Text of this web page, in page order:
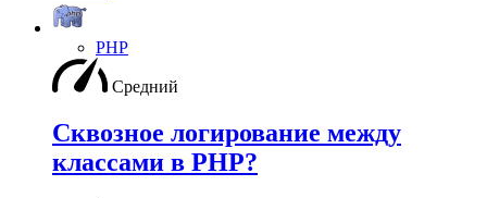
PHP
Средний
Сквозное логирование между
классами в PHP?